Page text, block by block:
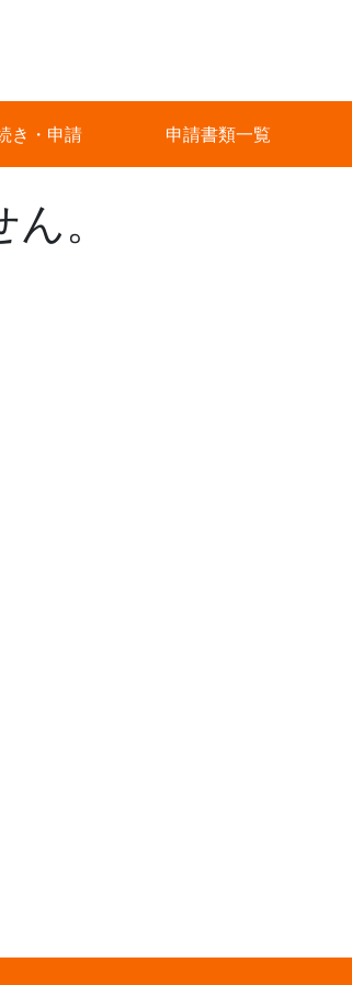
き・申請 申請書類一覧
。